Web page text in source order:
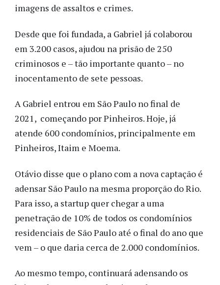
imagens de assaltos e crimes.
Desde que foi fundada, a Gabriel já colaborou
em 3.200 casos, ajudou na prisão de 250
criminosos e – tão importante quanto – no
inocentamento de sete pessoas.
A Gabriel entrou em São Paulo no final de
2021, começando por Pinheiros. Hoje, já
atende 600 condomínios, principalmente em
Pinheiros, Itaim e Moema.
Otávio disse que o plano com a nova captação é
adensar São Paulo na mesma proporção do Rio.
Para isso, a startup quer chegar a uma
penetração de 10% de todos os condomínios
residenciais de São Paulo até o final do ano que
vem – o que daria cerca de 2.000 condomínios.
Ao mesmo tempo, continuará adensando os